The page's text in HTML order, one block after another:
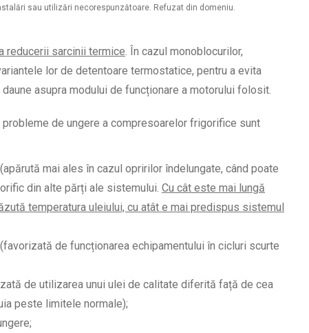
sau utilizări necorespunzătoare. Refuzat din domeniu.
reducerii sarcinii termice. În cazul monoblocurilor,
lor de detentoare termostatice, pentru a evita
asupra modului de funcționare a motorului folosit.
de ungere a compresoarelor frigorifice sunt
(apărută mai ales în cazul opririlor îndelungate, când poate
din alte părți ale sistemului. Cu cât este mai lungă
temperatura uleiului, cu atât e mai predispus sistemul
(favorizată de funcționarea echipamentului în cicluri scurte
de utilizarea unui ulei de calitate diferită față de cea
peste limitele normale);